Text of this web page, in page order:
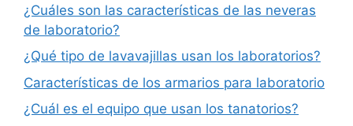
¿Cuáles son las características de las neveras
de laboratorio?
¿Qué tipo de lavavajillas usan los laboratorios?
Características de los armarios para laboratorio
¿Cuál es el equipo que usan los tanatorios?